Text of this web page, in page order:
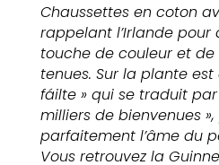
Chaussettes en coton
rappelant l’Irlande pour
touche de couleur et
tenues. Sur la plante
fáilte » qui se traduit
milliers de bienvenues
parfaitement l’âme du
Vous retrouvez la